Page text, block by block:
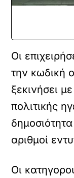
Οι
την κωδική
ξεκινήσει
πολιτικής
αριθμοί
Οι